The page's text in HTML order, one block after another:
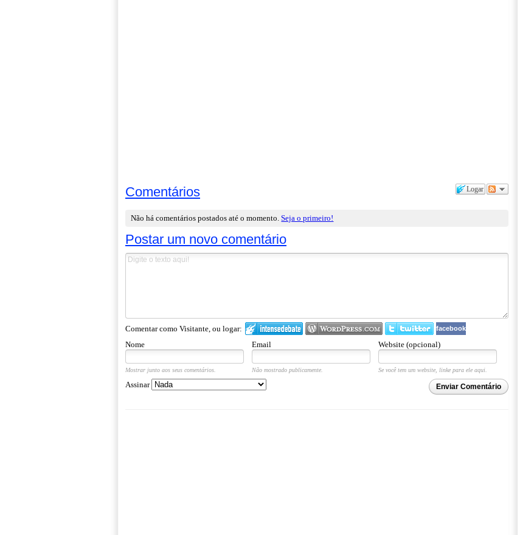
Logar
Comentários
Não há comentários postados até o momento.Seja o primeiro!
Postar um novo comentário
Comentar como Visitante, ou logar: facebook
Nome Email Website (opcional)
Mostrar junto aos seus comentários. Não mostrado publicamente. Se você tem um website, linke para ele aqui.
Enviar Comentário
Assinar